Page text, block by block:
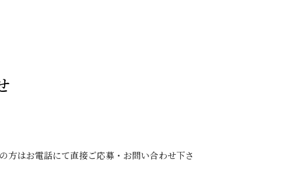
方はお電話にて直接ご応募・お問い合わせ下さ